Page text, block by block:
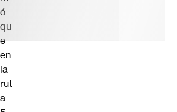
ó
qu
e
en
la
rut
a